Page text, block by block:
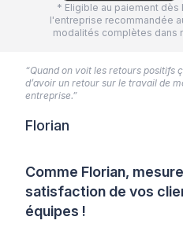
* Eligible au paiement
l'entreprise recommandée
modalités complètes dans
Comme Florian,
satisfaction de vos
équipes !
“Quand on voit les retours positifs
d’avoir un retour sur le travail de
entreprise.”
Florian